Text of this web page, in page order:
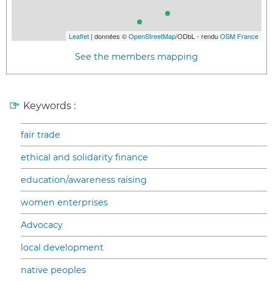
Leaflet | données ©OpenStreetMap/ODbL - renduOSM France
See the members mapping
Keywords :
fair trade
ethical and solidarity finance
education/awareness raising
women enterprises
Advocacy
local development
native peoples